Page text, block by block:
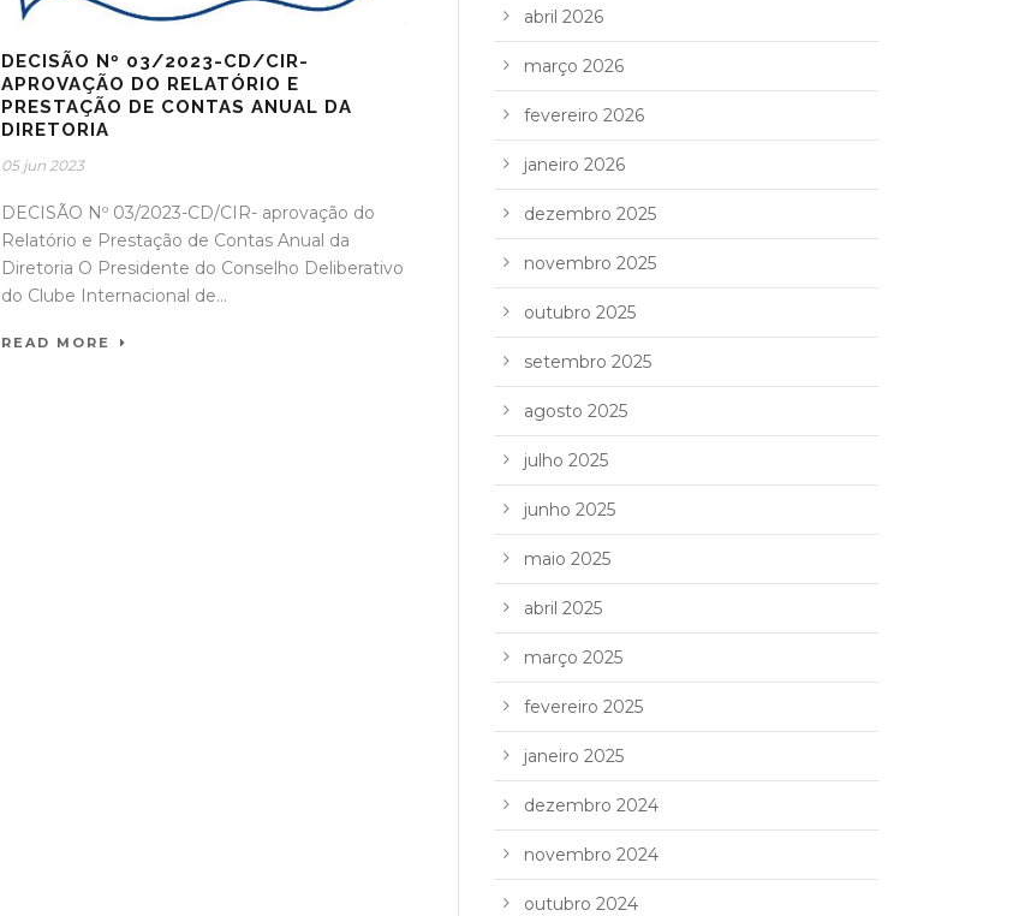
DECISÃO Nº 03/2023-CD/CIR-
APROVAÇÃO DO RELATÓRIO E
PRESTAÇÃO DE CONTAS ANUAL DA
DIRETORIA
05 jun 2023
DECISÃO Nº 03/2023-CD/CIR- aprovação do
Relatório e Prestação de Contas Anual da
Diretoria O Presidente do Conselho Deliberativo
do Clube Internacional de...
READ MORE
abril 2026
março 2026
fevereiro 2026
janeiro 2026
dezembro 2025
novembro 2025
outubro 2025
setembro 2025
agosto 2025
julho 2025
junho 2025
maio 2025
abril 2025
março 2025
fevereiro 2025
janeiro 2025
dezembro 2024
novembro 2024
outubro 2024